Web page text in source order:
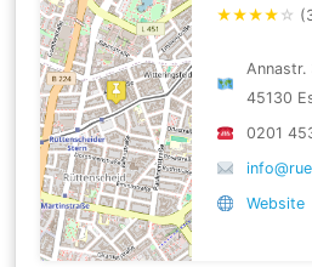
★★★★ ☆
Annastr.
45130
0201
Website